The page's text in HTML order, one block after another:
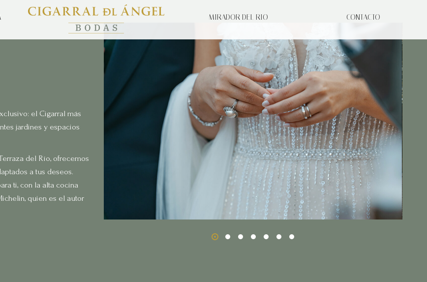
MIRADOR DEL RIO CONTACTO
el Cigarral más
jardines y espacios
del Río, ofrecemos
a tus deseos.
ti, con la alta cocina
quien es el autor